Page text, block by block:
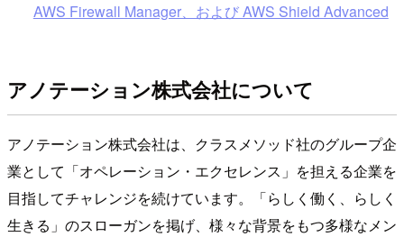
AWS Firewall Manager、および AWS Shield Advanced
アノテーション株式会社について
アノテーション株式会社は、クラスメソッド社のグループ企
業として「オペレーション・エクセレンス」を担える企業を
目指してチャレンジを続けています。「らしく働く、らしく
生きる」のスローガンを掲げ、様々な背景をもつ多様なメン